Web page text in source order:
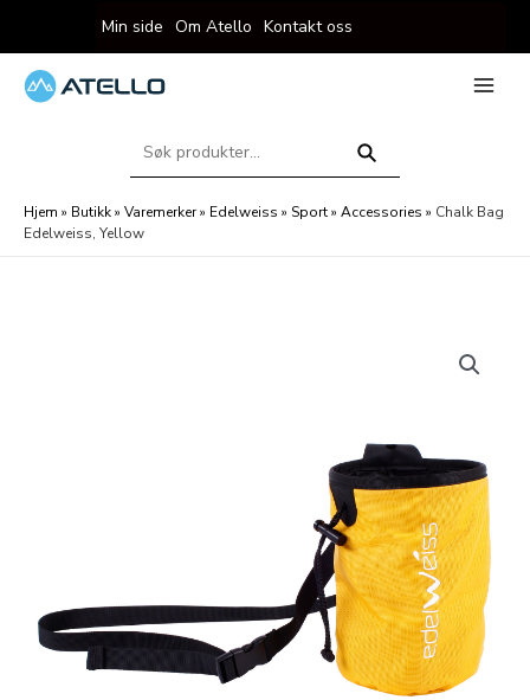
til
innholdet
Min side Om Atello Kontakt oss
Søk
Hjem » Butikk» Varemerker» Edelweiss » Sport» Accessories » Chalk Bag
Edelweiss, Yellow